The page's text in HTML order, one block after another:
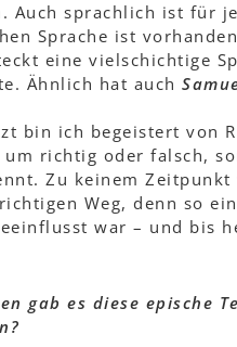
Auch sprachlich ist für
Sprache ist
eine vielschichtige
Ähnlich hat auch
bin ich begeistert von
um richtig oder falsch,
Zu keinem
Weg, denn so
war – und bis
gab es diese epische